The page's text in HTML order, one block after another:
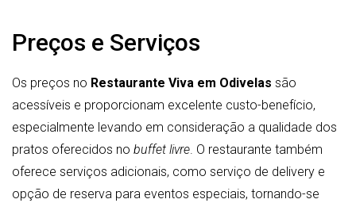
Preços e Serviços
Os preços no Restaurante Viva em Odivelas são
acessíveis e proporcionam excelente custo-benefício,
especialmente levando em consideração a qualidade dos
pratos oferecidos no buffet livre. O restaurante também
oferece serviços adicionais, como serviço de delivery e
opção de reserva para eventos especiais, tornando-se